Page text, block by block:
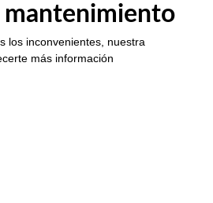
mantenimiento
los inconvenientes, nuestra
más información